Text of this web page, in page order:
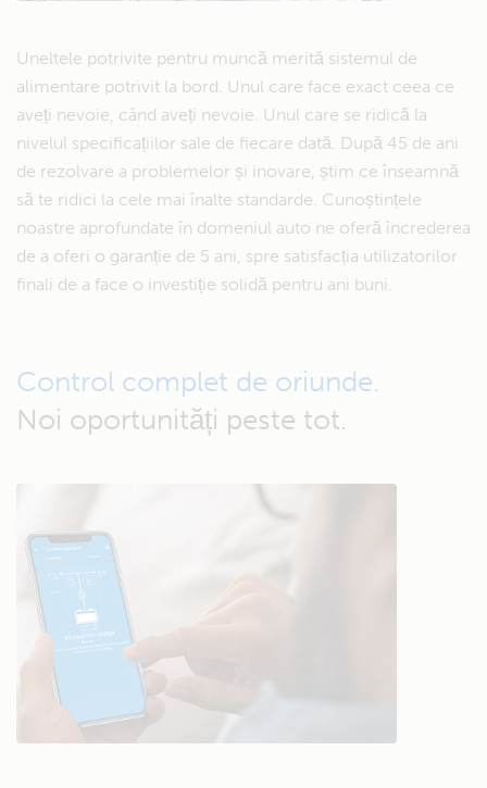
Uneltele potrivite pentru muncă merită sistemul de
alimentare potrivit la bord. Unul care face exact ceea ce
aveți nevoie, când aveți nevoie. Unul care se ridică la
nivelul specificațiilor sale de fiecare dată. După 45 de ani
de rezolvare a problemelor și inovare, știm ce înseamnă
să te ridici la cele mai înalte standarde. Cunoștințele
noastre aprofundate în domeniul auto ne oferă încrederea
de a oferi o garanție de 5 ani, spre satisfacția utilizatorilor
finali de a face o investiție solidă pentru ani buni.
Control complet de oriunde.
Noi oportunități peste tot.